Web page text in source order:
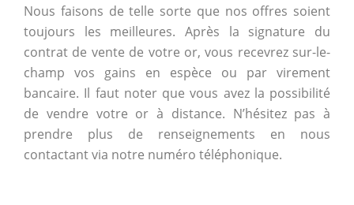
Nous faisons de telle sorte que nos offres soient
toujours les meilleures. Après la signature du
contrat de vente de votre or, vous recevrez sur-le-
champ vos gains en espèce ou par virement
bancaire. Il faut noter que vous avez la possibilité
de vendre votre or à distance. N’hésitez pas à
prendre plus de renseignements en nous
contactant via notre numéro téléphonique.